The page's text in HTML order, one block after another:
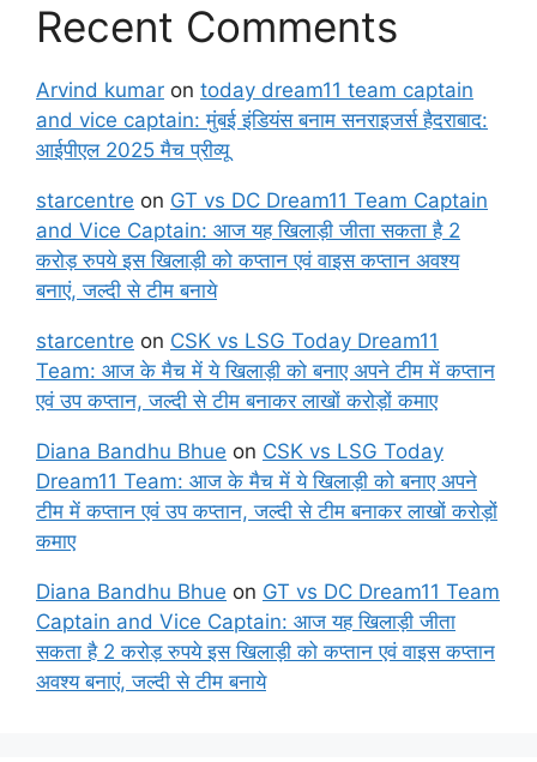
Recent Comments
Arvind kumar on today dream11 team captain
and vice captain: मुंबई इंडियंस बनाम सनराइजर्स हैदराबाद:
आईपीएल 2025 मैच प्रीव्यू
starcentre on GT vs DC Dream11 Team Captain
and Vice Captain: आज यह खिलाड़ी जीता सकता है 2
करोड़ रुपये इस खिलाड़ी को कप्तान एवं वाइस कप्तान अवश्य
बनाएं, जल्दी से टीम बनाये
starcentre on CSK vs LSG Today Dream11
Team: आज के मैच में ये खिलाड़ी को बनाए अपने टीम में कप्तान
एवं उप कप्तान, जल्दी से टीम बनाकर लाखों करोड़ों कमाए
Diana Bandhu Bhue on CSK vs LSG Today
Dream11 Team: आज के मैच में ये खिलाड़ी को बनाए अपने
टीम में कप्तान एवं उप कप्तान, जल्दी से टीम बनाकर लाखों करोड़ों
कमाए
Diana Bandhu Bhue on GT vs DC Dream11 Team
Captain and Vice Captain: आज यह खिलाड़ी जीता
सकता है 2 करोड़ रुपये इस खिलाड़ी को कप्तान एवं वाइस कप्तान
अवश्य बनाएं, जल्दी से टीम बनाये